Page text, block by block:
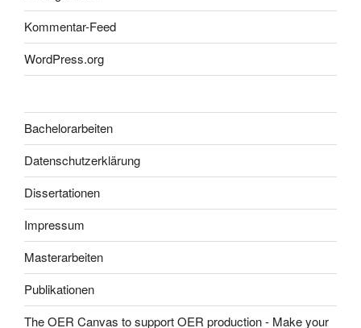
Kommentar-Feed
WordPress.org
Bachelorarbeiten
Datenschutzerklärung
Dissertationen
Impressum
Masterarbeiten
Publikationen
The OER Canvas to support OER production - Make your